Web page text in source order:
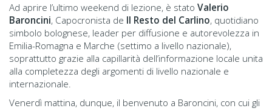
Ad aprire l’ultimo weekend di lezione, è stato Valerio
Baroncini, Capocronista de Il Resto del Carlino, quotidiano
simbolo bolognese, leader per diffusione e autorevolezza in
Emilia-Romagna e Marche (settimo a livello nazionale),
soprattutto grazie alla capillarità dell’informazione locale unita
alla completezza degli argomenti di livello nazionale e
internazionale.
Venerdì mattina, dunque, il benvenuto a Baroncini, con cui gli